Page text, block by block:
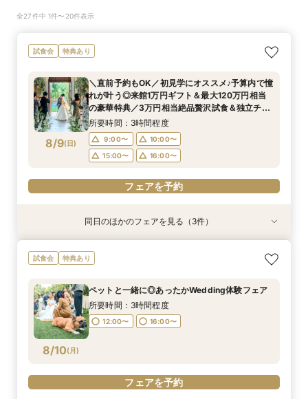
全27件中 1件〜20件表示
試食会 特典あり
8/9(日)
＼直前予約もOK／初見学にオススメ♪予算内で憧
れが叶う◎来館1万円ギフト＆最大120万円相当
の豪華特典／3万円相当絶品贅沢試食＆独立チャ
ペル・貸切ガーデンご見学＆安心見積もり相談◆
マイナビ限定特典
所要時間：3時間程度
9:00〜
10:00〜
15:00〜
16:00〜
フェアを予約
特典あり
8/9(日)
【地元で紡ぐWedding】豪華和牛試食付◆成約
で最大120万相当12大BIG豪華特典◎独立チャペ
む映えるスポットをご提案♪
所要時間：3時間程度
9:00〜
10:00〜
15:00〜
16:00〜
特典あり
8/9(日)
【少人数専用 All in one Wedding】＼追加料金
なしで叶える／家族婚100万円プラン
15:00〜
16:00〜
特典あり
8/9(日)
【残り僅か▲豪華120万特典＆来館ギフト5万
円】黒毛和牛・オマール海老・特製カヌレ含む絶
がふりそそぐ感動の独立チャペルご見学×安心見
積相談まで♪
所要時間：3時間程度
9:00〜
10:00〜
15:00〜
16:00〜
同日のほかのフェアを見る（3件）
試食会 特典あり
8/10(月)
ペットと一緒に◎あったかWedding体験フェア
所要時間：3時間程度
12:00〜 16:00〜
フェアを予約